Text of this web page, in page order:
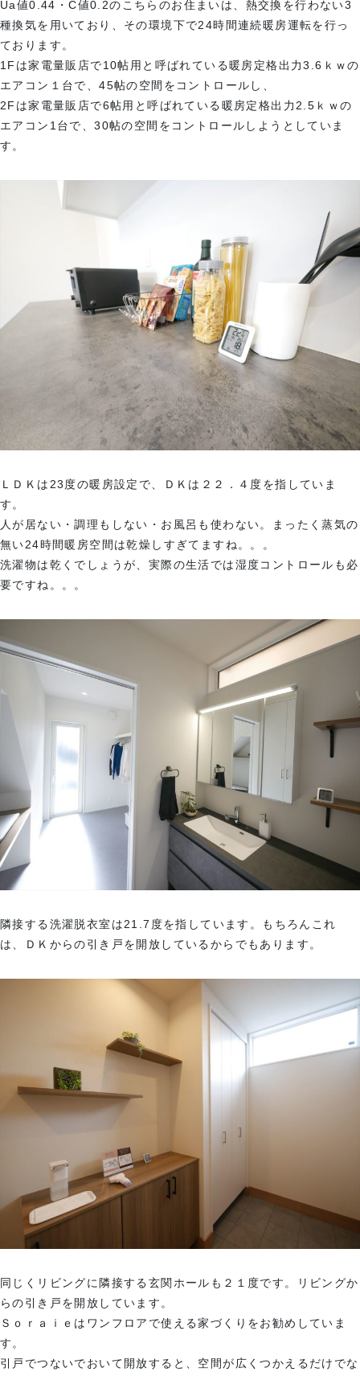
Ua値0.44・C値0.2のこちらのお住まいは、熱交換を行わない3
種換気を用いており、その環境下で24時間連続暖房運転を行っ
ております。
1Fは家電量販店で10帖用と呼ばれている暖房定格出力3.6ｋｗの
エアコン１台で、45帖の空間をコントロールし、
2Fは家電量販店で6帖用と呼ばれている暖房定格出力2.5ｋｗの
エアコン1台で、30帖の空間をコントロールしようとしていま
す。
ＬＤＫは23度の暖房設定で、ＤＫは２２．４度を指していま
す。
人が居ない・調理もしない・お風呂も使わない。まったく蒸気の
無い24時間暖房空間は乾燥しすぎてますね。。。
洗濯物は乾くでしょうが、実際の生活では湿度コントロールも必
要ですね。。。
隣接する洗濯脱衣室は21.7度を指しています。もちろんこれ
は、ＤＫからの引き戸を開放しているからでもあります。
同じくリビングに隣接する玄関ホールも２１度です。リビングか
らの引き戸を開放しています。
Ｓｏｒａｉｅはワンフロアで使える家づくりをお勧めしていま
す。
引戸でつないでおいて開放すると、空間が広くつかえるだけでな